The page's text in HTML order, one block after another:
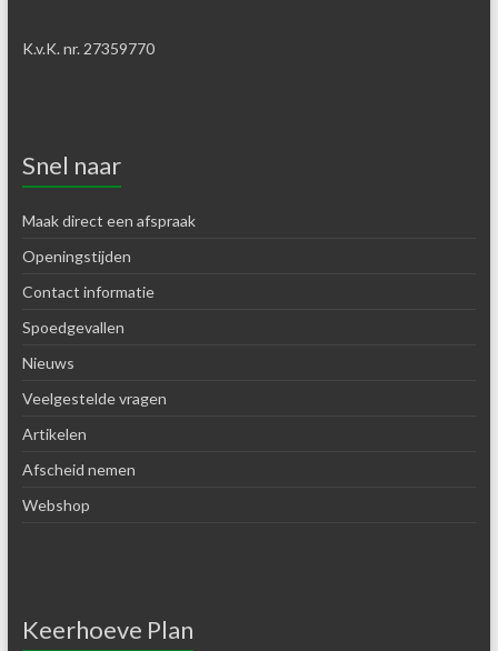
K.v.K. nr. 27359770
Snel naar
Maak direct een afspraak
Openingstijden
Contact informatie
Spoedgevallen
Nieuws
Veelgestelde vragen
Artikelen
Afscheid nemen
Webshop
Keerhoeve Plan